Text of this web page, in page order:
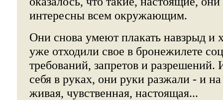
интересны всем окружающим.
Они снова умеют плакать навзрыд и
уже отходили свое в бронежилете
требований, запретов и разрешений.
себя в руках, они руки разжали - и
живая, чувственная, настоящая...